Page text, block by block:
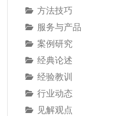
方法技巧
服务与产品
案例研究
经典论述
经验教训
行业动态
见解观点